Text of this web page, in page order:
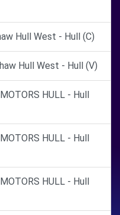
Hull West - Hull (C)
Hull West - Hull (V)
HULL - Hull
HULL - Hull
HULL - Hull